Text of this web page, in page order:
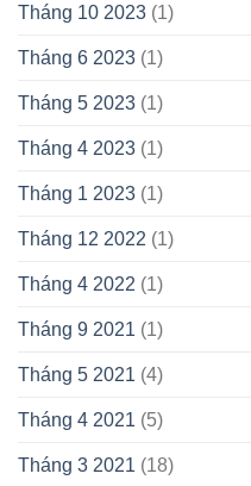
Tháng 10 2023 (1)
Tháng 6 2023 (1)
Tháng 5 2023 (1)
Tháng 4 2023 (1)
Tháng 1 2023 (1)
Tháng 12 2022 (1)
Tháng 4 2022 (1)
Tháng 9 2021 (1)
Tháng 5 2021 (4)
Tháng 4 2021 (5)
Tháng 3 2021 (18)